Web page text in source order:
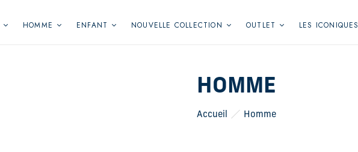
HOMME ENFANT NOUVELLE COLLECTION OUTLET LES ICONIQUES
HOMME
Accueil Homme